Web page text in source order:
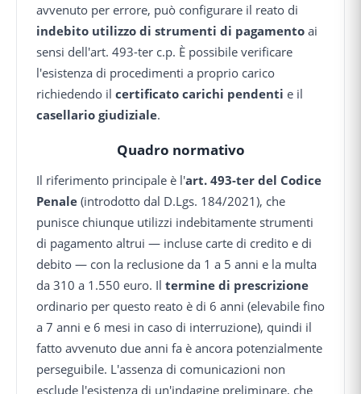
avvenuto per errore, può configurare il reato di
indebito utilizzo di strumenti di pagamento ai
sensi dell'art. 493-ter c.p. È possibile verificare
l'esistenza di procedimenti a proprio carico
richiedendo il certificato carichi pendenti e il
casellario giudiziale.
Quadro normativo
Il riferimento principale è l'art. 493-ter del Codice
Penale (introdotto dal D.Lgs. 184/2021), che
punisce chiunque utilizzi indebitamente strumenti
di pagamento altrui — incluse carte di credito e di
debito — con la reclusione da 1 a 5 anni e la multa
da 310 a 1.550 euro. Il termine di prescrizione
ordinario per questo reato è di 6 anni (elevabile fino
a 7 anni e 6 mesi in caso di interruzione), quindi il
fatto avvenuto due anni fa è ancora potenzialmente
perseguibile. L'assenza di comunicazioni non
esclude l'esistenza di un'indagine preliminare, che